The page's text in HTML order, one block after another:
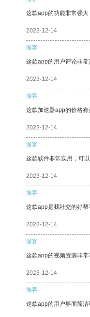
这款app的功能非常强大
2023-12-14
游客
这款app的用户评论非常
2023-12-14
游客
这款加速器app的价格
2023-12-14
游客
这款软件非常实用，可
2023-12-14
游客
这款app是我社交的好帮
2023-12-14
游客
这款app的视频资源非常
2023-12-14
游客
这款app的用户界面简洁